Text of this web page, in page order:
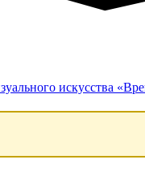
искусства